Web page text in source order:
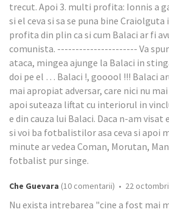
trecut. Apoi 3. multi profita: Ionnis a
si el ceva si sa se puna bine
profita din plin ca si cum Balaci ar fi
comunista. ---------------------- Va spun
ataca, mingea ajunge la Balaci in
doi pe el … Balaci !, gooool !!! Balaci
mai apropiat adversar, care nici nu
apoi suteaza liftat cu interiorul in
e din cauza lui Balaci. Daca n-am
si voi ba fotbalistilor asa ceva si apoi
minute ar vedea Coman, Morutan,
fotbalist pur singe.
Che Guevara (10 comentarii) • 22
Nu exista intrebarea "cine a fost mai